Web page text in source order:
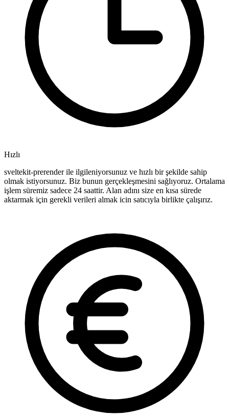
Hızlı
sveltekit-prerender ile ilgileniyorsunuz ve hızlı bir şekilde sahip
olmak istiyorsunuz. Biz bunun gerçekleşmesini sağlıyoruz. Ortalama
işlem süremiz sadece 24 saattir. Alan adını size en kısa sürede
aktarmak için gerekli verileri almak icin satıcıyla birlikte çalışırız.